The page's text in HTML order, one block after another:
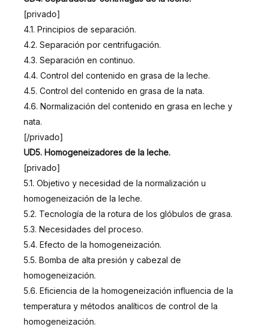
[privado]
4.1. Principios de separación.
4.2. Separación por centrifugación.
4.3. Separación en continuo.
4.4. Control del contenido en grasa de la leche.
4.5. Control del contenido en grasa de la nata.
4.6. Normalización del contenido en grasa en leche y
nata.
[/privado]
UD5. Homogeneizadores de la leche.
[privado]
5.1. Objetivo y necesidad de la normalización u
homogeneización de la leche.
5.2. Tecnología de la rotura de los glóbulos de grasa.
5.3. Necesidades del proceso.
5.4. Efecto de la homogeneización.
5.5. Bomba de alta presión y cabezal de
homogeneización.
5.6. Eficiencia de la homogeneización influencia de la
temperatura y métodos analíticos de control de la
homogeneización.